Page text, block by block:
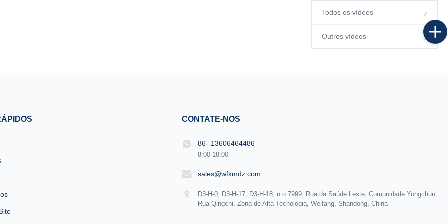
Todos os vídeos
Outros vídeos
CONTATE-NOS
86--13606464486
8:00-18:00
sales@wfkmdz.com
D3-H-0, D3-H-17, D3-H-18, n.o 7999, Rua da Saúde Leste, Comunidade Yongchun,
Rua Qingchi, Zona de Alta Tecnologia, Weifang, Shandong, China